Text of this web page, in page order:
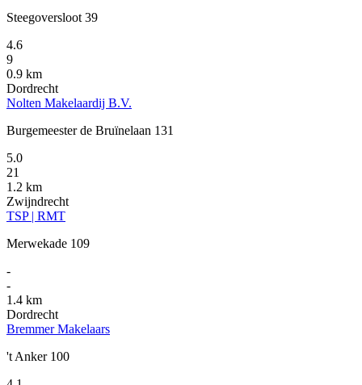
Steegoversloot 39
4.6
9
0.9 km
Dordrecht
Nolten Makelaardij B.V.
Burgemeester de Bruïnelaan 131
5.0
21
1.2 km
Zwijndrecht
TSP | RMT
Merwekade 109
-
-
1.4 km
Dordrecht
Bremmer Makelaars
't Anker 100